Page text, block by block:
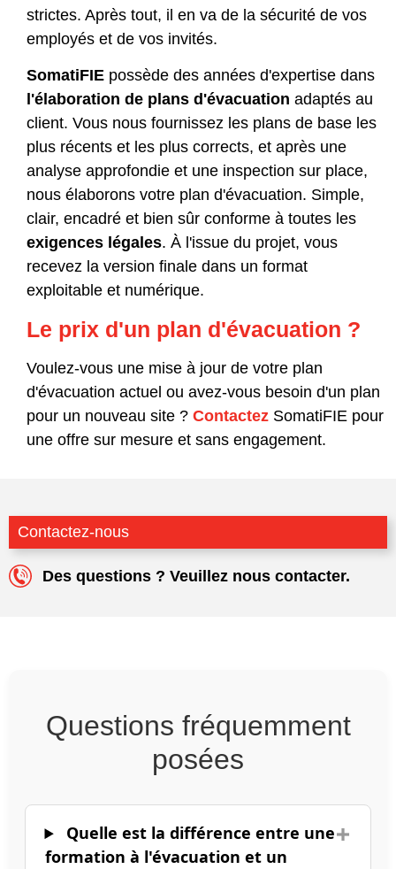
Contactez-nous
Des questions ? Veuillez nous contacter.
strictes. Après tout, il en va de la sécurité de vos
employés et de vos invités.
SomatiFIE possède des années d'expertise dans
l'élaboration de plans d'évacuation adaptés au
client. Vous nous fournissez les plans de base les
plus récents et les plus corrects, et après une
analyse approfondie et une inspection sur place,
nous élaborons votre plan d'évacuation. Simple,
clair, encadré et bien sûr conforme à toutes les
exigences légales. À l'issue du projet, vous
recevez la version finale dans un format
exploitable et numérique.
Le prix d'un plan d'évacuation ?
Voulez-vous une mise à jour de votre plan
d'évacuation actuel ou avez-vous besoin d'un plan
pour un nouveau site ? Contactez SomatiFIE pour
une offre sur mesure et sans engagement.
Questions fréquemment
posées
Quelle est la différence entre une
formation à l'évacuation et un